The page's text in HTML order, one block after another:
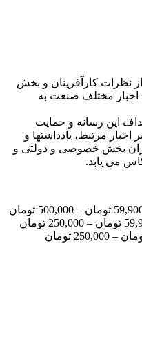
نظرات کارآفرینان و بخش
مختلف صنعت به
این رسانه و حمایت
اخبار مرتبط، یادداشتها و
بخش خصوصی و دولتی و
می یابد.
تومان –
500,000 تومان
تومان –
250,000 تومان
–
250,000 تومان